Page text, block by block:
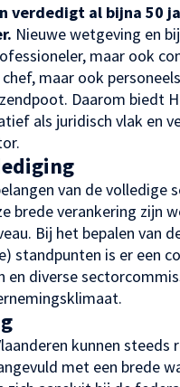
verdedigt al bijna 50
Nieuwe wetgeving en
maar ook
maar ook
Daarom biedt
als juridisch vlak en
van de volledige
brede verankering zijn
Bij het bepalen van
standpunten is er een
en diverse
kunnen
met een brede